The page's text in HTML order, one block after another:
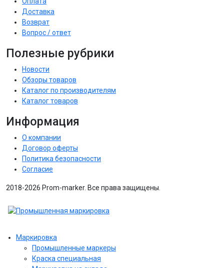
Доставка
Возврат
Вопрос / ответ
Полезные рубрики
Новости
Обзоры товаров
Каталог по производителям
Каталог товаров
Информация
О компании
Договор оферты
Политика безопасности
Согласие
2018-2026 Prom-marker. Все права защищены.
Маркировка
Промышленные маркеры
Краска специальная